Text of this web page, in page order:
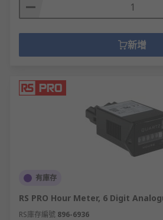
新增
有庫存
RS PRO Hour Meter, 6 Digit
RS庫存編號 896-6936